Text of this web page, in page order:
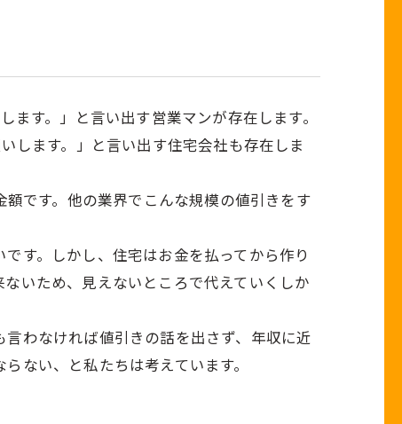
す。」と言い出す営業マンが存在します。
します。」と言い出す住宅会社も存在しま
です。他の業界でこんな規模の値引きをす
す。しかし、住宅はお金を払ってから作り
いため、見えないところで代えていくしか
わなければ値引きの話を出さず、年収に近
ない、と私たちは考えています。